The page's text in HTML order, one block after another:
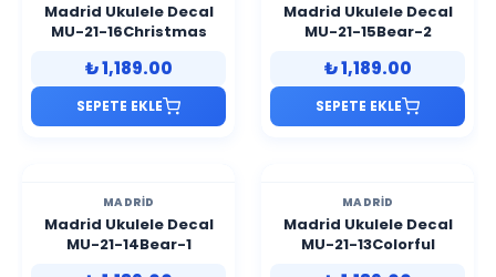
Madrid Ukulele Decal
MU-21-16Christmas
₺ 1,189.00
SEPETE EKLE
Madrid Ukulele Decal
MU-21-15Bear-2
₺ 1,189.00
SEPETE EKLE
MADRID
Madrid Ukulele Decal
MU-21-14Bear-1
MADRID
Madrid Ukulele Decal
MU-21-13Colorful